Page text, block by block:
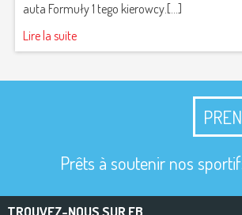
auta Formuły 1 tego kierowcy.[...]
Lire la suite
Prêts à soutenir nos